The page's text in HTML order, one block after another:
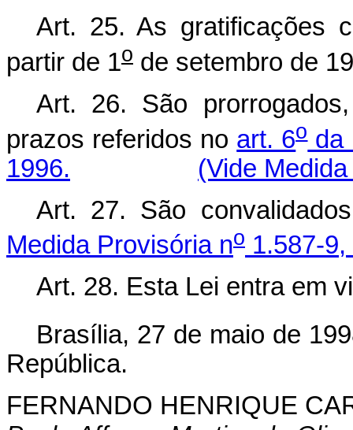
Art. 25. As gratificações
partir de 1o de setembro de
Art. 26. São
prazos referidos no art. 6oda
1996.
(Vide
Art. 27. São
Medida Provisória no 1.587-
Art. 28. Esta Lei entra em
Brasília, 27 de maio de
República.
FERNANDO HENRIQUE